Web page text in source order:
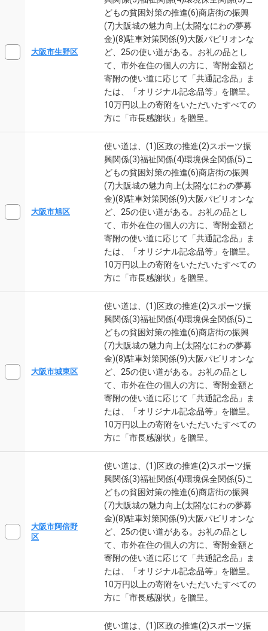
大阪市生野区
どもの貧困対策の推進(6)商店街の振興
(7)大阪城の魅力向上(太閤なにわの夢募
金)(8)駐車対策関係(9)大阪パビリオンな
ど、25の使い道がある。お礼の品とし
て、市外在住の個人の方に、寄附金額と
寄附の使い道に応じて「共通記念品」ま
たは、「オリジナル記念品等」を贈呈。
10万円以上の寄附をいただいたすべての
方に「市長感謝状」を贈呈。
大阪市旭区
使い道は、(1)区政の推進(2)スポーツ振
興関係(3)福祉関係(4)環境保全関係(5)こ
どもの貧困対策の推進(6)商店街の振興
(7)大阪城の魅力向上(太閤なにわの夢募
金)(8)駐車対策関係(9)大阪パビリオンな
ど、25の使い道がある。お礼の品とし
て、市外在住の個人の方に、寄附金額と
寄附の使い道に応じて「共通記念品」ま
たは、「オリジナル記念品等」を贈呈。
10万円以上の寄附をいただいたすべての
方に「市長感謝状」を贈呈。
大阪市城東区
使い道は、(1)区政の推進(2)スポーツ振
興関係(3)福祉関係(4)環境保全関係(5)こ
どもの貧困対策の推進(6)商店街の振興
(7)大阪城の魅力向上(太閤なにわの夢募
金)(8)駐車対策関係(9)大阪パビリオンな
ど、25の使い道がある。お礼の品とし
て、市外在住の個人の方に、寄附金額と
寄附の使い道に応じて「共通記念品」ま
たは、「オリジナル記念品等」を贈呈。
10万円以上の寄附をいただいたすべての
方に「市長感謝状」を贈呈。
大阪市阿倍野
区
使い道は、(1)区政の推進(2)スポーツ振
興関係(3)福祉関係(4)環境保全関係(5)こ
どもの貧困対策の推進(6)商店街の振興
(7)大阪城の魅力向上(太閤なにわの夢募
金)(8)駐車対策関係(9)大阪パビリオンな
ど、25の使い道がある。お礼の品とし
て、市外在住の個人の方に、寄附金額と
寄附の使い道に応じて「共通記念品」ま
たは、「オリジナル記念品等」を贈呈。
10万円以上の寄附をいただいたすべての
方に「市長感謝状」を贈呈。
使い道は、(1)区政の推進(2)スポーツ振